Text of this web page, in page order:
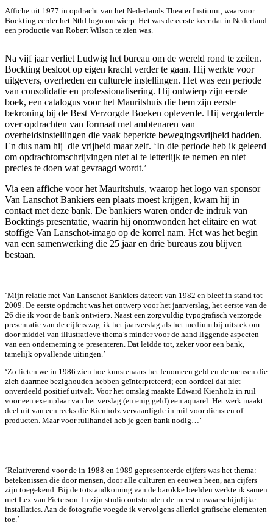
Affiche uit 1977 in opdracht van het Nederlands Theater Instituut, waarvoor
Bockting eerder het NthI logo ontwierp. Het was de eerste keer dat in Nederland
een productie van Robert Wilson te zien was.
Na vijf jaar verliet Ludwig het bureau om de wereld rond te zeilen.
Bockting besloot op eigen kracht verder te gaan. Hij werkte voor
uitgevers, overheden en culturele instellingen. Het was een periode
van consolidatie en professionalisering. Hij ontwierp zijn eerste
boek, een catalogus voor het Mauritshuis die hem zijn eerste
bekroning bij de Best Verzorgde Boeken opleverde. Hij vergaderde
over opdrachten van formaat met ambtenaren van
overheidsinstellingen die vaak beperkte bewegingsvrijheid hadden.
En dus nam hij die vrijheid maar zelf. ‘In die periode heb ik geleerd
om opdrachtomschrijvingen niet al te letterlijk te nemen en niet
precies te doen wat gevraagd wordt.’
Via een affiche voor het Mauritshuis, waarop het logo van sponsor
Van Lanschot Bankiers een plaats moest krijgen, kwam hij in
contact met deze bank. De bankiers waren onder de indruk van
Bocktings presentatie, waarin hij onomwonden het elitaire en wat
stoffige Van Lanschot-imago op de korrel nam. Het was het begin
van een samenwerking die 25 jaar en drie bureaus zou blijven
bestaan.
‘Mijn relatie met Van Lanschot Bankiers dateert van 1982 en bleef in stand tot
2009. De eerste opdracht was het ontwerp voor het jaarverslag, het eerste van de
26 die ik voor de bank ontwierp. Naast een zorgvuldig typografisch verzorgde
presentatie van de cijfers zag ik het jaarverslag als het medium bij uitstek om
door middel van illustratieve thema’s minder voor de hand liggende aspecten
van een onderneming te presenteren. Dat leidde tot, zeker voor een bank,
tamelijk opvallende uitingen.’
‘Zo lieten we in 1986 zien hoe kunstenaars het feno­meen geld en de mensen die
zich daarmee bezig­houden hebben geïnterpreteerd; een oordeel dat niet
onverdeeld positief uitvalt. Voor het omslag maakte Edward Kienholz in ruil
voor een exemplaar van het verslag (en enig geld) een aquarel. Het werk maakt
deel uit van een reeks die Kienholz vervaardigde in ruil voor diensten of
producten. Maar voor ruilhandel heb je geen bank nodig…’
‘Relativerend voor de in 1988 en 1989 gepresenteerde cijfers was het thema:
betekenissen die door mensen, door alle culturen en eeuwen heen, aan cijfers
zijn toegekend. Bij de totstandkoming van de barokke beelden werkte ik samen
met Lex van Pieterson. In zijn studio ontstonden de meest onwaarschijnlijke
installaties. Aan de fotografie voegde ik vervolgens allerlei grafische elementen
toe.’